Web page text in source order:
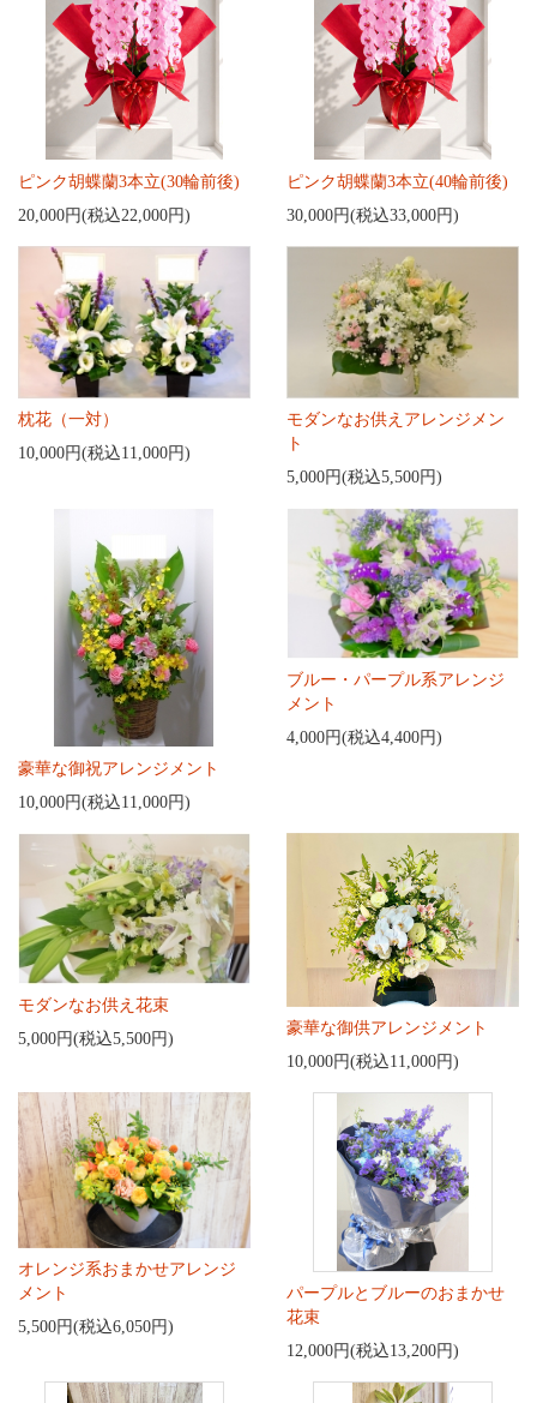
ピンク胡蝶蘭3本立(30輪前後)
20,000円(税込22,000円)
ピンク胡蝶蘭3本立(40輪前後)
30,000円(税込33,000円)
枕花（一対）
10,000円(税込11,000円)
モダンなお供えアレンジメン
ト
5,000円(税込5,500円)
豪華な御祝アレンジメント
10,000円(税込11,000円)
ブルー・パープル系アレンジ
メント
4,000円(税込4,400円)
モダンなお供え花束
5,000円(税込5,500円)
豪華な御供アレンジメント
10,000円(税込11,000円)
オレンジ系おまかせアレンジ
メント
5,500円(税込6,050円)
パープルとブルーのおまかせ
花束
12,000円(税込13,200円)